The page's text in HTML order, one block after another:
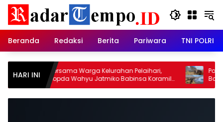
Skip
content
Beranda
Redaksi Berita Pariwara TNI POLRI
HARI INIBersama Warga Kelurahan Pelaihari,
Kopda Wahyu Jatmiko Babinsa Koramil
1009-02/Pelaihari Bersih-bersih Sungai
Polres
Bantu
Gunung